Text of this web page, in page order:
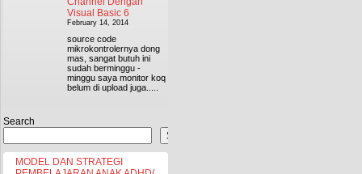
Visual Basic 6
February 14, 2014
source code
mikrokontrolernya dong
mas, sangat butuh ini
sudah berminggu -
minggu saya monitor koq
belum di upload juga.....
Search
Search
MODEL DAN STRATEGI